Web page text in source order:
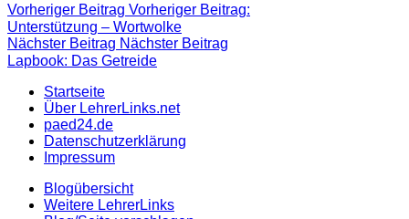
Vorheriger Beitrag Vorheriger Beitrag:
Unterstützung – Wortwolke
Nächster Beitrag Nächster Beitrag
Lapbook: Das Getreide
Startseite
Über LehrerLinks.net
paed24.de
Datenschutzerklärung
Impressum
Blogübersicht
Weitere LehrerLinks